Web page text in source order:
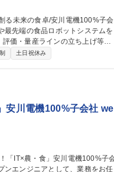
価・量産ラインの立ち上げ等を
子会社
土日祝休み
安川電機100%子会社 we